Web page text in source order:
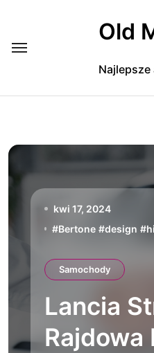
Old
Najlepsze
kwi 17, 2024
#Bertone #design #
Samochody
Lancia
Rajdowa